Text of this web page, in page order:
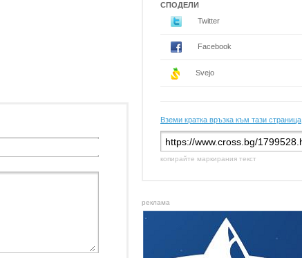
СПОДЕЛИ
Twitter
Facebook
Svejo
Вземи кратка връзка към тази страница
копирайте маркирания текст
реклама